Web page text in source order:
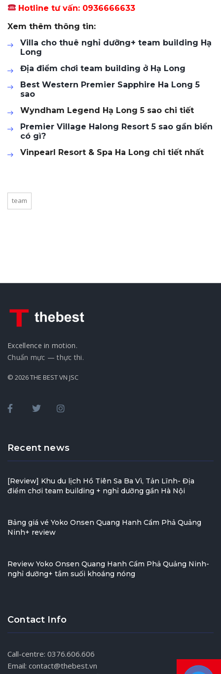
Hotline tư vấn: 0936666633
Xem thêm thông tin:
Villa cho thuê nghỉ dưỡng+ team building Hạ
Long
Địa điểm chơi team building ở Hạ Long
Best Western Premier Sapphire Ha Long 5
sao
Wyndham Legend Hạ Long 5 sao chi tiết
Premier Village Halong Resort 5 sao gần biển
có gì?
Vinpearl Resort & Spa Ha Long chi tiết nhất
team
Excellence in motion.
Chuẩn mực — thực thi.
© 2026 THE BEST VN JSC
Recent news
[Review] Khu du lịch Hồ Tiên Sa Ba Vì, Tản Lĩnh- Địa
điểm chơi team building + nghỉ dưỡng gần Hà Nội
Bảng giá vé Yoko Onsen Quang Hanh Cẩm Phả Quảng
Ninh+ review
Review Yoko Onsen Quang Hanh Cẩm Phả Quảng Ninh-
nghỉ dưỡng+ tắm suối khoáng nóng
Contact Info
Call-centre: 0376.606.606
Email: contact@thebest.vn